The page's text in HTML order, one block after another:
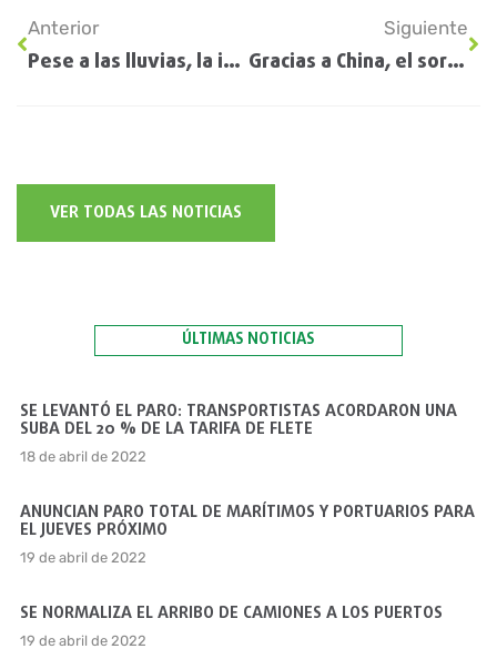
Anterior
Pese a las lluvias, la intención de siembra apunta un 30% menos de trigo en la región núcleo
Siguiente
Gracias a China, el sorgo se recupera, tiene precio todo el año y hasta le gana al maíz por US$ 60 la tonelada
VER TODAS LAS NOTICIAS
ÚLTIMAS NOTICIAS
SE LEVANTÓ EL PARO: TRANSPORTISTAS ACORDARON UNA
SUBA DEL 20 % DE LA TARIFA DE FLETE
18 de abril de 2022
ANUNCIAN PARO TOTAL DE MARÍTIMOS Y PORTUARIOS PARA
EL JUEVES PRÓXIMO
19 de abril de 2022
SE NORMALIZA EL ARRIBO DE CAMIONES A LOS PUERTOS
19 de abril de 2022